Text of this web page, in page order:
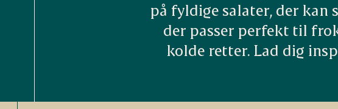
på fyldige salater, der kan
der passer perfekt til
kolde retter. Lad dig